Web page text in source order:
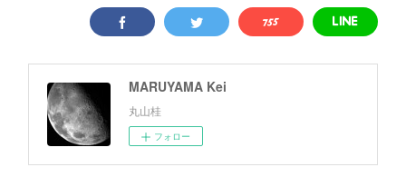
MARUYAMA Kei
丸山桂
フォロー